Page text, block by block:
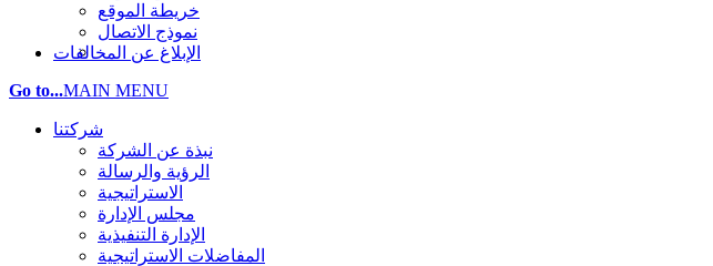
خريطة الموقع
نموذج الاتصال
الإبلاغ عن المخالفات
Go to...MAIN MENU
شركتنا
نبذة عن الشركة
الرؤية والرسالة
الاستراتيجية
مجلس الإدارة
الإدارة التنفيذية
المفاضلات الاستراتيجية